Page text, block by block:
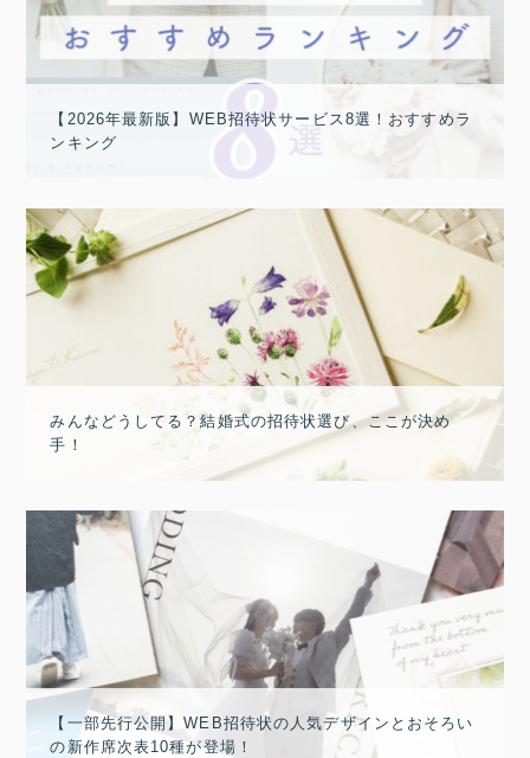
【2026年最新版】WEB招待状サービス8選！おすすめラ
ンキング
みんなどうしてる？結婚式の招待状選び、ここが決め
手！
【一部先行公開】WEB招待状の人気デザインとおそろい
の新作席次表10種が登場！